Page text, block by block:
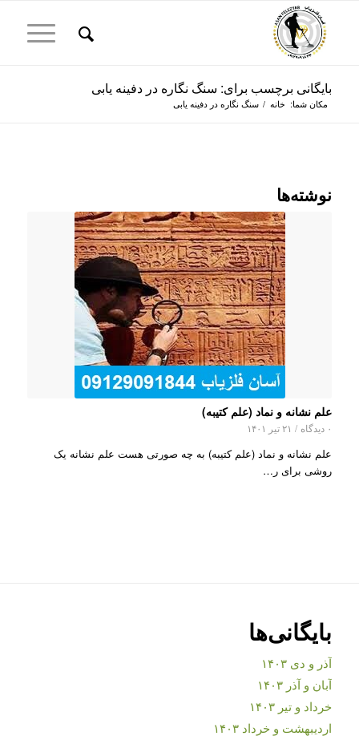
بایگانی برچسب برای: سنگ نگاره در دفینه یابی
مکان شما: خانه / سنگ نگاره در دفینه یابی
نوشته‌ها
علم نشانه و نماد (علم کتیبه)
۰ دیدگاه / ۲۱ تیر ۱۴۰۱
علم نشانه و نماد (علم کتیبه) به چه صورتی هست علم نشانه یک
روشی برای ر…
بایگانی‌ها
آذر و دی ۱۴۰۳
آبان و آذر ۱۴۰۳
خرداد و تیر ۱۴۰۳
اردیبهشت و خرداد ۱۴۰۳